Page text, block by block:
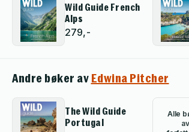
Wild Guide French
Alps
279,-
Andre bøker av Edwina Pitcher
The Wild Guide
Portugal
Alle
av